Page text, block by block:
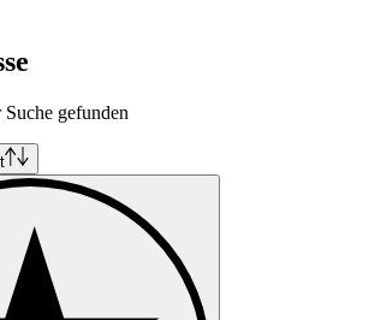
gefunden